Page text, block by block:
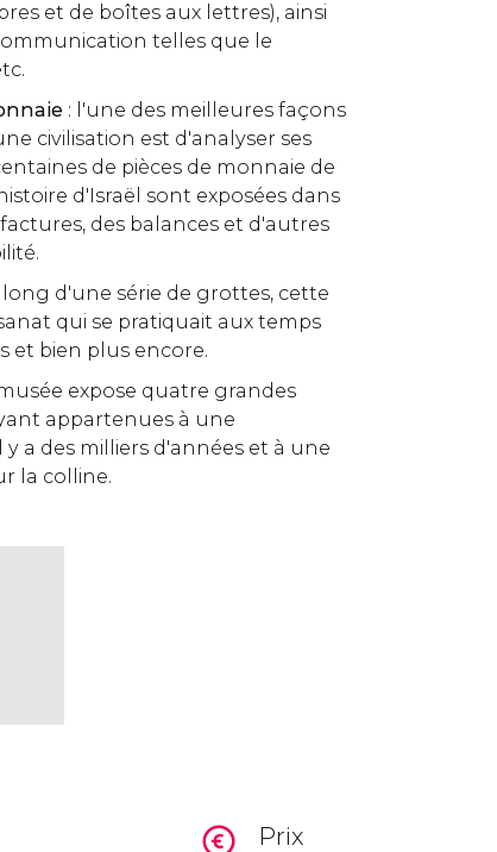
et de boîtes aux lettres), ainsi
telles que le
: l'une des meilleures façons
civilisation est d'analyser ses
de pièces de monnaie de
d'Israël sont exposées dans
des balances et d'autres
long d'une série de grottes, cette
qui se pratiquait aux temps
et bien plus encore.
expose quatre grandes
appartenues à une
a des milliers d'années et à une
la colline.
Prix